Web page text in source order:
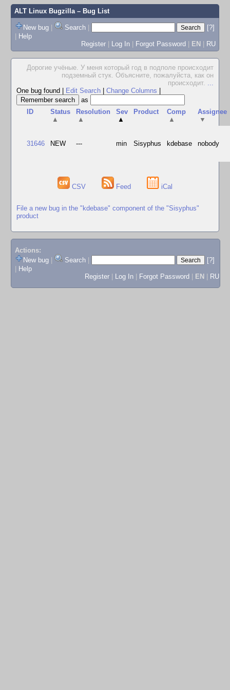
ALT Linux Bugzilla– Bug List
New bug | Search |
[?]
| Help
Register | Log In | Forgot Password | EN | RU
Дорогие учёные. У меня который год в подполе происходит
подземный стук. Объясните, пожалуйста, как он
происходит. ...
One bug found
Edit Search Change Columns
as
ID
Status
▲
Resolution
▲
Sev
▲
Product
Comp
▲
Assignee
▼
31646 NEW --- min Sisyphus kdebase nobody
CSV Feed iCal
File a new bug in the "kdebase" component of the "Sisyphus"
product
Actions:
New bug
Search
[?]
Help
Register
Log In Forgot Password EN RU